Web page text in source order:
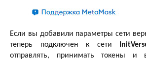
Если вы добавили параметры сети
теперь подключен к сети
отправлять, принимать токены и